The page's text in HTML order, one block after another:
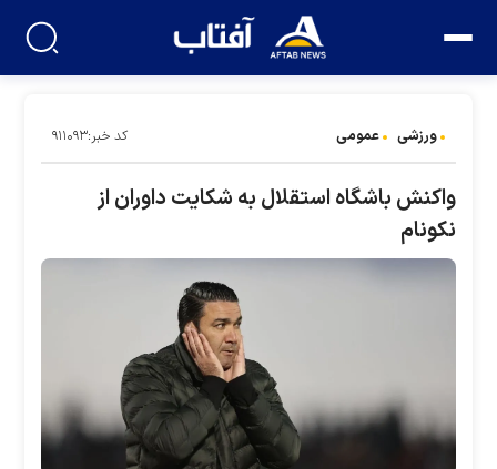
ورزشی عمومی کد خبر:۹۱۱۰۹۳
واکنش باشگاه استقلال به شکایت داوران از
نکونام